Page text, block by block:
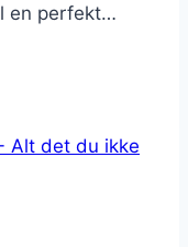
en perfekt…